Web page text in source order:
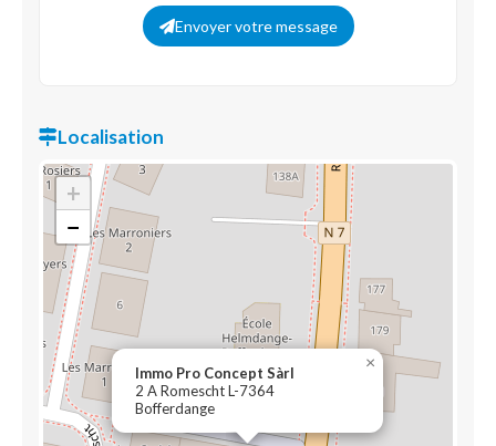
Envoyer votre message
Localisation
Immo Pro Concept Sàrl
2 A Romescht L-7364
Bofferdange
×
+
−